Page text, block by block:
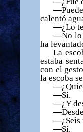
—
calentó
—¿Lo
—No
ha
La
estaba
con el
la escoba
—¿
—Sí.
—¿Y
—
—¿ Seis
—Sí.